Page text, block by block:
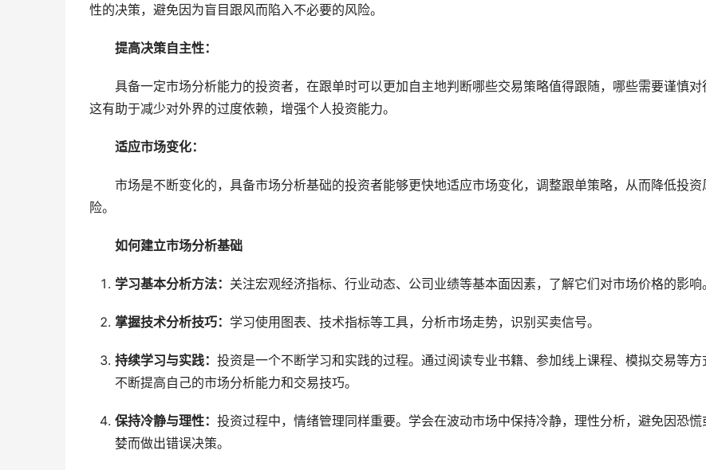
性的决策，避免因为盲目跟风而陷入不必要的风险。
提高决策自主性：
具备一定市场分析能力的投资者，在跟单时可以更加自主地判断哪些交易策略值得跟随，哪些需要谨慎对
这有助于减少对外界的过度依赖，增强个人投资能力。
适应市场变化：
市场是不断变化的，具备市场分析基础的投资者能够更快地适应市场变化，调整跟单策略，从而降低投资
险。
如何建立市场分析基础
学习基本分析方法： 关注宏观经济指标、行业动态、公司业绩等基本面因素，了解它们对市场价格的影响
掌握技术分析技巧： 学习使用图表、技术指标等工具，分析市场走势，识别买卖信号。
持续学习与实践： 投资是一个不断学习和实践的过程。通过阅读专业书籍、参加线上课程、模拟交易等方
不断提高自己的市场分析能力和交易技巧。
保持冷静与理性： 投资过程中，情绪管理同样重要。学会在波动市场中保持冷静，理性分析，避免因恐慌
婪而做出错误决策。